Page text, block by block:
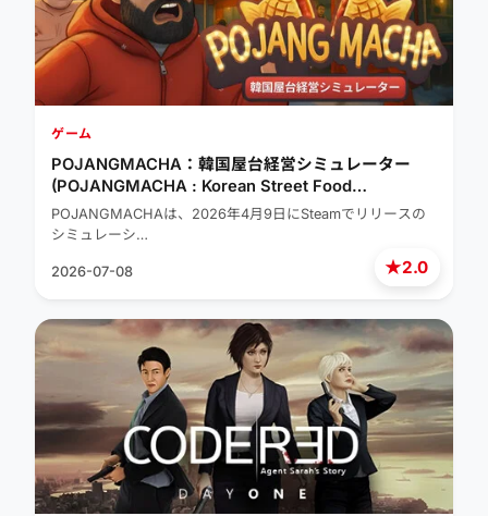
★2.0
ゲーム
POJANGMACHA：韓国屋台経営シミュレーター
(POJANGMACHA : Korean Street Food
Management Simulator)
POJANGMACHAは、2026年4月9日にSteamでリリースの
シミュレーシ…
2026-07-08